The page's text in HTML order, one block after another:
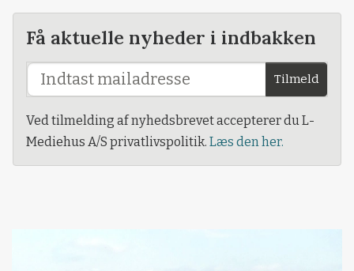
Få aktuelle nyheder i indbakken
Tilmeld
Ved tilmelding af nyhedsbrevet accepterer du L-
Mediehus A/S privatlivspolitik. Læs den her.